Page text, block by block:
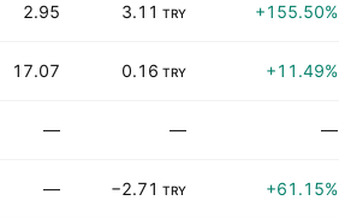
2.95 3.11 TRY +155.50%
17.07 0.16 TRY +11.49%
— — —
— −2.71 TRY +61.15%